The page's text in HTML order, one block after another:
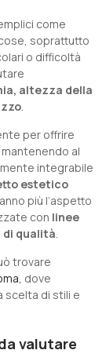
come
soprattutto
o difficoltà
altezza della
.
per offrire
al
integrabile
estetico
più l’aspetto
con linee
qualità.
trovare
dove
scelta di stili e
valutare